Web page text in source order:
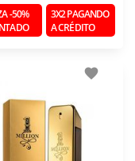
-50%
3X2 PAGANDO
A CRÉDITO
favorite